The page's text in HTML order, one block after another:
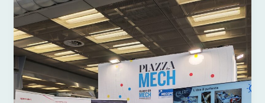
MECSPE
2026:
innovazione,
ricerca
trasferimento
tecnologico